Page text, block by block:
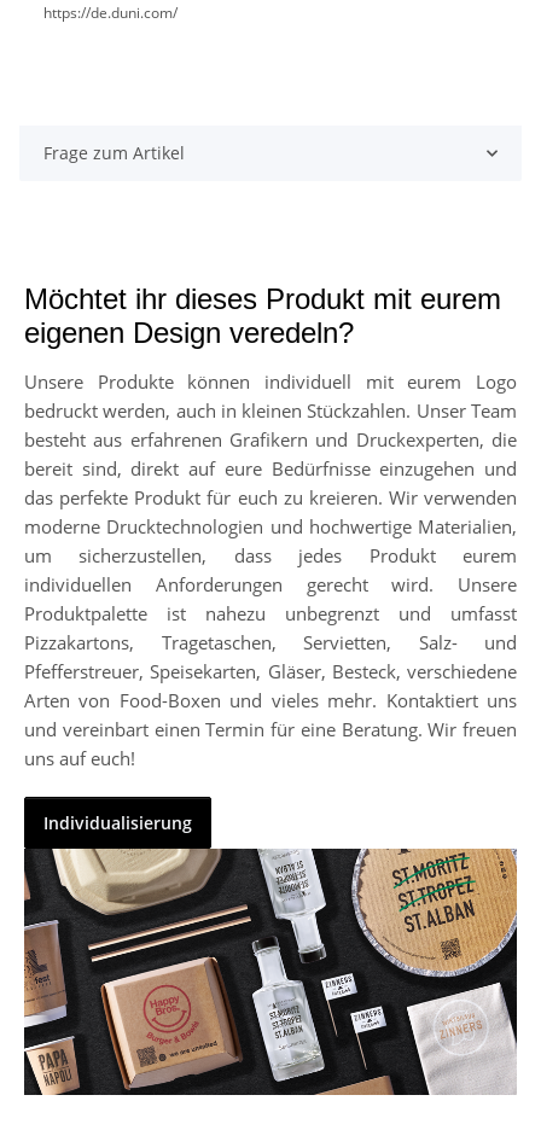
https://de.duni.com/
Frage zum Artikel
Möchtet ihr dieses Produkt mit eurem
eigenen Design veredeln?
Unsere Produkte können individuell mit eurem Logo
bedruckt werden, auch in kleinen Stückzahlen. Unser Team
besteht aus erfahrenen Grafikern und Druckexperten, die
bereit sind, direkt auf eure Bedürfnisse einzugehen und
das perfekte Produkt für euch zu kreieren. Wir verwenden
moderne Drucktechnologien und hochwertige Materialien,
um sicherzustellen, dass jedes Produkt eurem
individuellen Anforderungen gerecht wird. Unsere
Produktpalette ist nahezu unbegrenzt und umfasst
Pizzakartons, Tragetaschen, Servietten, Salz- und
Pfefferstreuer, Speisekarten, Gläser, Besteck, verschiedene
Arten von Food-Boxen und vieles mehr. Kontaktiert uns
und vereinbart einen Termin für eine Beratung. Wir freuen
uns auf euch!
Individualisierung